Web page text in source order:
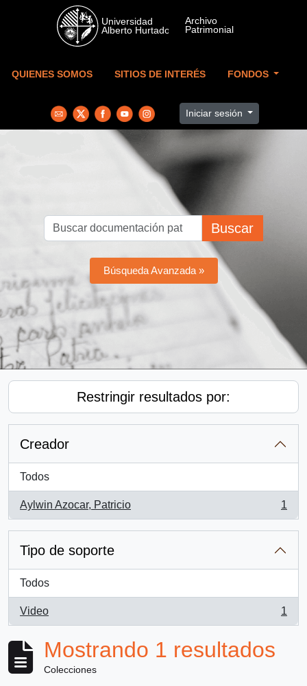
Skip to main content
QUIENES SOMOS SITIOS DE INTERÉS FONDOS
Iniciar sesión
Buscar
Búsqueda Avanzada »
Restringir resultados por:
Creador
Todos
Aylwin Azocar, Patricio
, 1 resultados
1
Tipo de soporte
Todos
Video
, 1 resultados
1
Mostrando 1 resultados
Colecciones